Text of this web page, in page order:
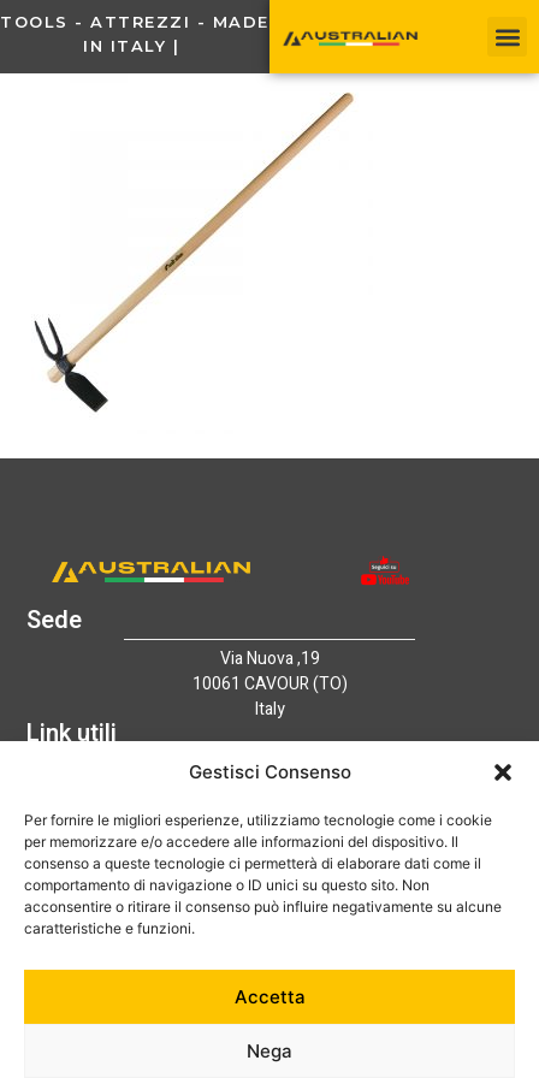
Gestisci Consenso
Per fornire le migliori esperienze, utilizziamo tecnologie come i cookie
per memorizzare e/o accedere alle informazioni del dispositivo. Il
consenso a queste tecnologie ci permetterà di elaborare dati come il
comportamento di navigazione o ID unici su questo sito. Non
acconsentire o ritirare il consenso può influire negativamente su alcune
caratteristiche e funzioni.
Accetta
Nega
TOOLS - ATTREZZI - MADE
IN ITALY |
Sede
Via Nuova ,19
10061 CAVOUR (TO)
Italy
Link utili
Home
Catalogo
Tecnologia
News
Contatti
Hai bisogno di aiuto?
+39 0121 600752
info@australian-srl.com